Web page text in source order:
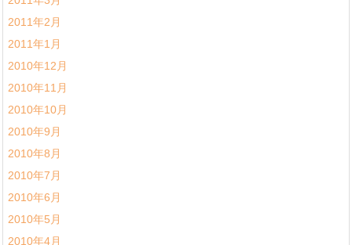
2011年2月
2011年1月
2010年12月
2010年11月
2010年10月
2010年9月
2010年8月
2010年7月
2010年6月
2010年5月
2010年4月